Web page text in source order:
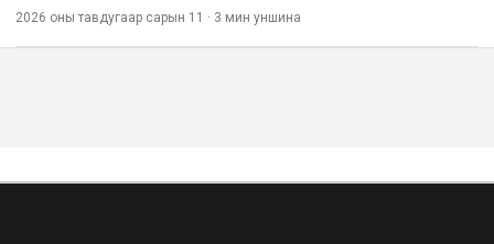
2026 оны тавдугаар сарын 11 · 3 мин уншина